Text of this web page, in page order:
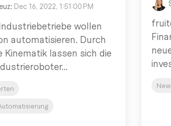
: Dec 16, 2022, 1:51:00 PM
wollen
automatisieren. Durch
Kinematik lassen sich die